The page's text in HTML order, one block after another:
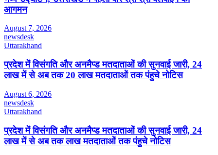
आगमन
August 7, 2026
newsdesk
Uttarakhand
प्रदेश में विसंगति और अनमैप्ड मतदाताओं की सुनवाई जारी, 24
लाख में से अब तक 20 लाख मतदाताओं तक पंहुचे नोटिस
August 6, 2026
newsdesk
Uttarakhand
प्रदेश में विसंगति और अनमैप्ड मतदाताओं की सुनवाई जारी, 24
लाख में से अब तक लाख मतदाताओं तक पंहुचे नोटिस